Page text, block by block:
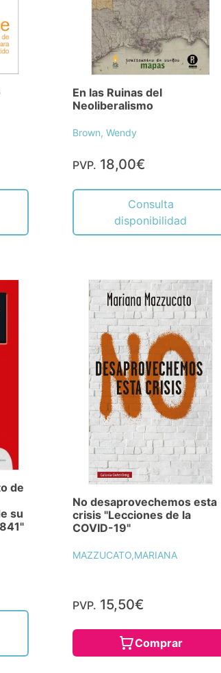
En las Ruinas del
Neoliberalismo
Brown, Wendy
PVP. 18,00€
Consulta
disponibilidad
de
su
No desaprovechemos esta
crisis "Lecciones de la
COVID-19"
MAZZUCATO,MARIANA
PVP. 15,50€
Comprar